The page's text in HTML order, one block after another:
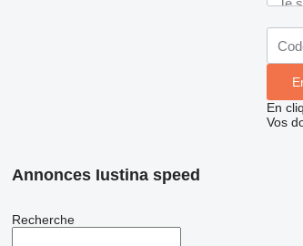
En
Vos
Annonces Iustina speed
Recherche